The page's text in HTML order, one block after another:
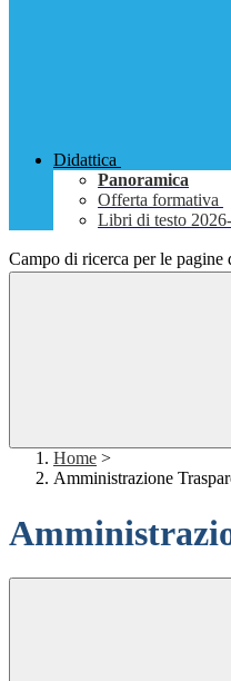
Didattica
Panoramica
Offerta formativa
Libri di testo
Campo di ricerca per le pagine
Home >
Amministrazione